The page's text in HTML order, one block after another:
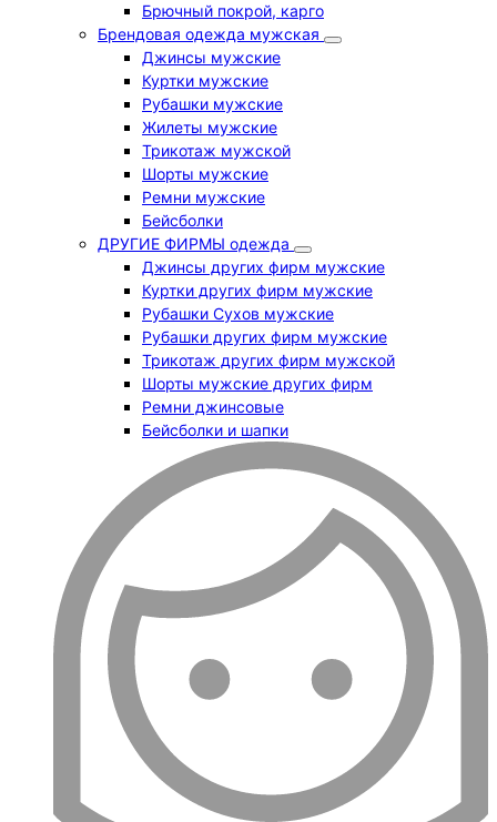
Брючный покрой, карго
Брендовая одежда мужская
Джинсы мужские
Куртки мужские
Рубашки мужские
Жилеты мужские
Трикотаж мужской
Шорты мужские
Ремни мужские
Бейсболки
ДРУГИЕ ФИРМЫ одежда
Джинсы других фирм мужские
Куртки других фирм мужские
Рубашки Сухов мужские
Рубашки других фирм мужские
Трикотаж других фирм мужской
Шорты мужские других фирм
Ремни джинсовые
Бейсболки и шапки